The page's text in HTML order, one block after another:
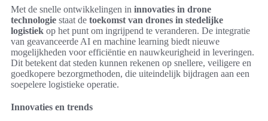
Met de snelle ontwikkelingen in innovaties in drone
technologie staat de toekomst van drones in stedelijke
logistiek op het punt om ingrijpend te veranderen. De integratie
van geavanceerde AI en machine learning biedt nieuwe
mogelijkheden voor efficiëntie en nauwkeurigheid in leveringen.
Dit betekent dat steden kunnen rekenen op snellere, veiligere en
goedkopere bezorgmethoden, die uiteindelijk bijdragen aan een
soepelere logistieke operatie.
Innovaties en trends